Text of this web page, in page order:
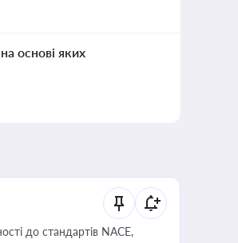
основі яких
до стандартів NACE,